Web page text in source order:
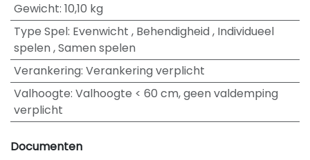
Gewicht: 10,10 kg
Type Spel: Evenwicht , Behendigheid, Individueel
spelen,Samen spelen
Verankering: Verankering verplicht
Valhoogte: Valhoogte < 60 cm, geen valdemping
verplicht
Documenten